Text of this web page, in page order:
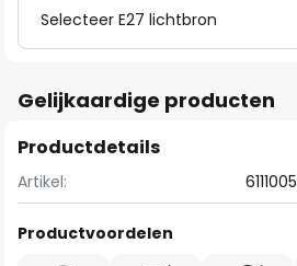
Selecteer E27 lichtbron
Gelijkaardige producten
Productdetails
Artikel: 6111005
Productvoordelen